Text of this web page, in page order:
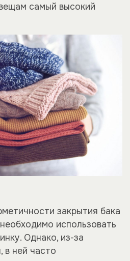
самый высокий
закрытия бака
использовать
Однако, из-за
в ней часто